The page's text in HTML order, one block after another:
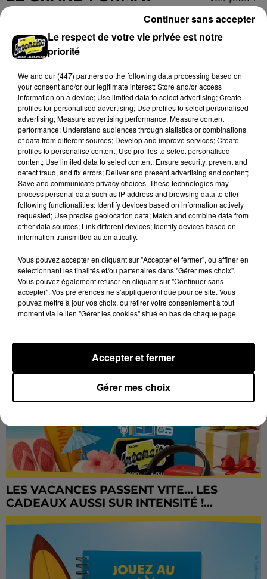
Stars'Terre 2026 : Philippe Palmieri dévoile
les ambitions d'un...
À quelques semaines de la première édition de
Stars'Terre, organisée du 18 au 20 septembre 2026 au
Château de Courtalain, Philippe Palmieri, président...
LES JEUX Voir plus
LES VACANCES PASSENT VITE... LES
CADEAUX AUSSI SUR INTENSITÉ !...
Le respect de votre vie privée est notre
priorité
We and our (447) partnersdo the following data processing based on
your consent and/or our legitimate interest: Store and/or access
information on a device; Use limited data to select advertising; Create
profiles for personalised advertising; Use profiles to select personalised
advertising; Measure advertising performance; Measure content
performance; Understand audiences through statistics or combinations
of data from different sources; Develop and improve services; Create
profiles to personalise content; Use profiles to select personalised
content; Use limited data to select content; Ensure security, prevent and
detect fraud, and fix errors; Deliver and present advertising and content;
Save and communicate privacy choices. These technologies may
process personal data such as IP address and browsing data to offer
following functionalities: Identify devices based on information actively
requested; Use precise geolocation data; Match and combine data from
other data sources; Link different devices; Identify devices based on
information transmitted automatically.
Vous pouvez accepter en cliquant sur "Accepter et fermer", ou affiner en
sélectionnant les finalités et/ou partenaires dans "Gérer mes choix".
Vous pouvez également refuser en cliquant sur "Continuer sans
accepter". Vos préférences ne s'appliqueront que pour ce site. Vous
pouvez mettre à jour vos choix, ou retirer votre consentement à tout
moment via le lien "Gérer les cookies" situé en bas de chaque page.
Gérer mes choix
Accepter et fermer
Continuer sans accepter